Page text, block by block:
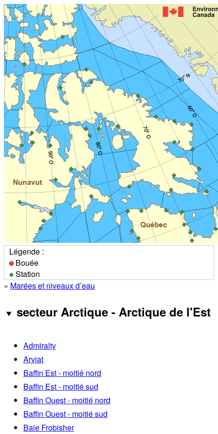
Légende :
Bouée
Station
» Marées et niveaux d’eau
secteur Arctique - Arctique de l'Est
Admiralty
Arviat
Baffin Est - moitié nord
Baffin Est - moitié sud
Baffin Ouest - moitié nord
Baffin Ouest - moitié sud
Baie Frobisher